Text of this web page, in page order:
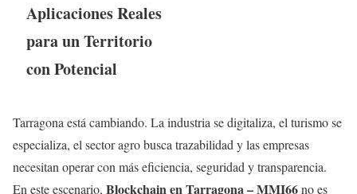
Aplicaciones Reales
para un Territorio
con Potencial
Tarragona está cambiando. La industria se digitaliza, el turismo se
especializa, el sector agro busca trazabilidad y las empresas
necesitan operar con más eficiencia, seguridad y transparencia.
En este escenario, Blockchain en Tarragona – MMI66no es